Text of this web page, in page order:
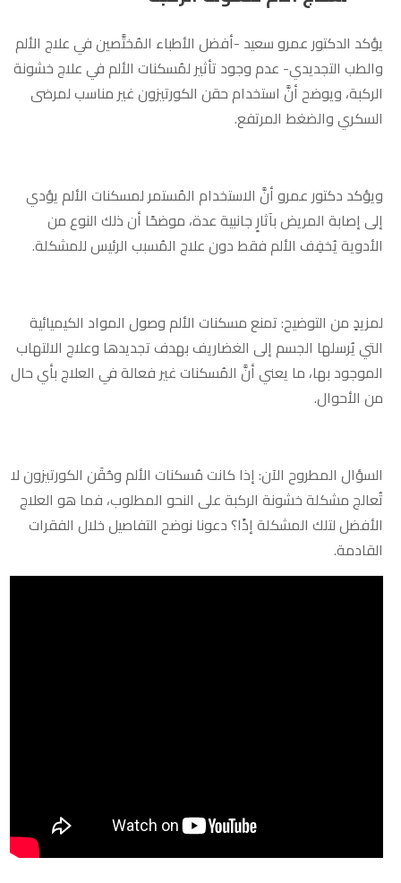
يؤكد الدكتور عمرو سعيد -أفضل الأطباء المُختَّصين في علاج الألم
والطب التجديدي- عدم وجود تأثير لمُسكنات الألم في علاج خشونة
الركبة، ويوضح أنَّ استخدام حقن الكورتيزون غير مناسب لمرضى
السكري والضغط المرتفع.
ويؤكد دكتور عمرو أنَّ الاستخدام المُستمر لمسكنات الألم يؤدي
إلى إصابة المريض بآثارٍ جانبية عدة، موضحًا أن ذلك النوع من
الأدوية يُخفِف الألم فقط دون علاج المُسبب الرئيس للمشكلة.
لمزيدٍ من التوضيح: تمنع مسكنات الألم وصول المواد الكيميائية
التي يُرسلها الجسم إلى الغضاريف بهدف تجديدها وعلاج الالتهاب
الموجود بها، ما يعني أنَّ المُسكنات غير فعالة في العلاج بأي حال
من الأحوال.
السؤال المطروح الآن: إذا كانت مُسكنات الألم وحُقَن الكورتيزون لا
تُعالج مشكلة خشونة الركبة على النحو المطلوب، فما هو العلاج
الأفضل لتلك المشكلة إذًا؟ دعونا نوضح التفاصيل خلال الفقرات
القادمة.